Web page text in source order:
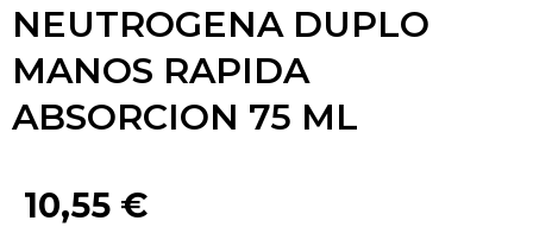
NEUTROGENA DUPLO
MANOS RAPIDA
ABSORCION 75 ML
10,55 €